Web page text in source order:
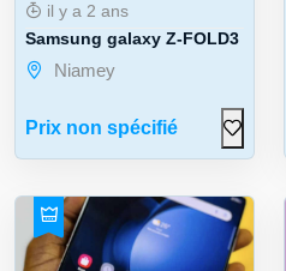
il y a 2 ans
Samsung galaxy Z-FOLD3
Niamey
Prix non spécifié